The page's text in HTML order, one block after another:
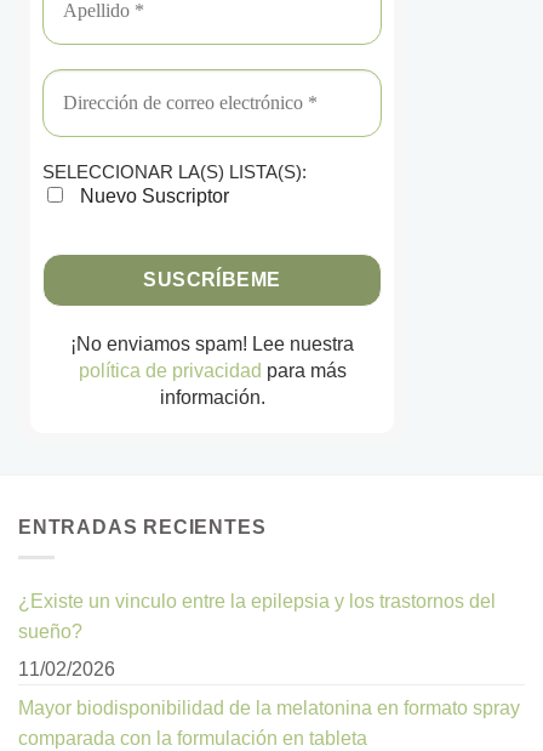
SELECCIONAR LA(S) LISTA(S):
Nuevo Suscriptor
¡No enviamos spam! Lee nuestra
política de privacidad para más
información.
ENTRADAS RECIENTES
¿Existe un vinculo entre la epilepsia y los trastornos del
sueño?
11/02/2026
Mayor biodisponibilidad de la melatonina en formato spray
comparada con la formulación en tableta